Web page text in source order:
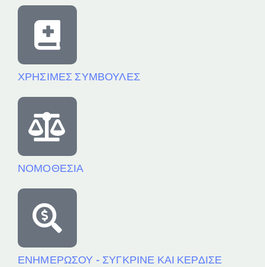
ΧΡΗΣΙΜΕΣ ΣΥΜΒΟΥΛΕΣ
ΝΟΜΟΘΕΣΙΑ
ΕΝΗΜΕΡΩΣΟΥ - ΣΥΓΚΡΙΝΕ ΚΑΙ ΚΕΡΔΙΣΕ